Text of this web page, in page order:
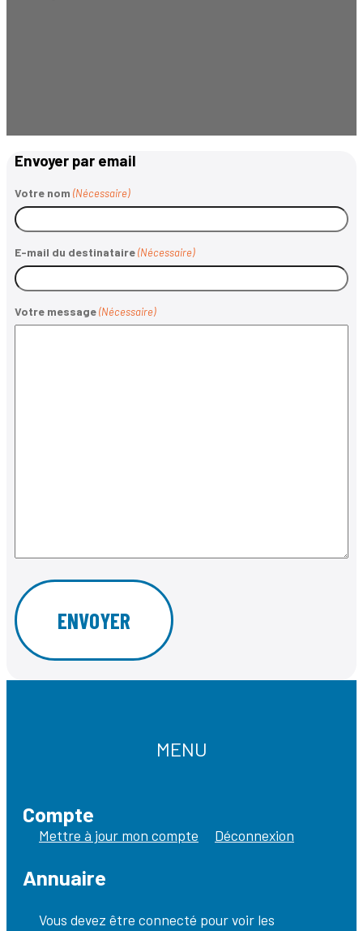
Envoyer par email
Votre nom (Nécessaire)
E-mail du destinataire (Nécessaire)
Votre message (Nécessaire)
MENU
Compte
Mettre à jour mon compte Déconnexion
Annuaire
Vous devez être connecté pour voir les